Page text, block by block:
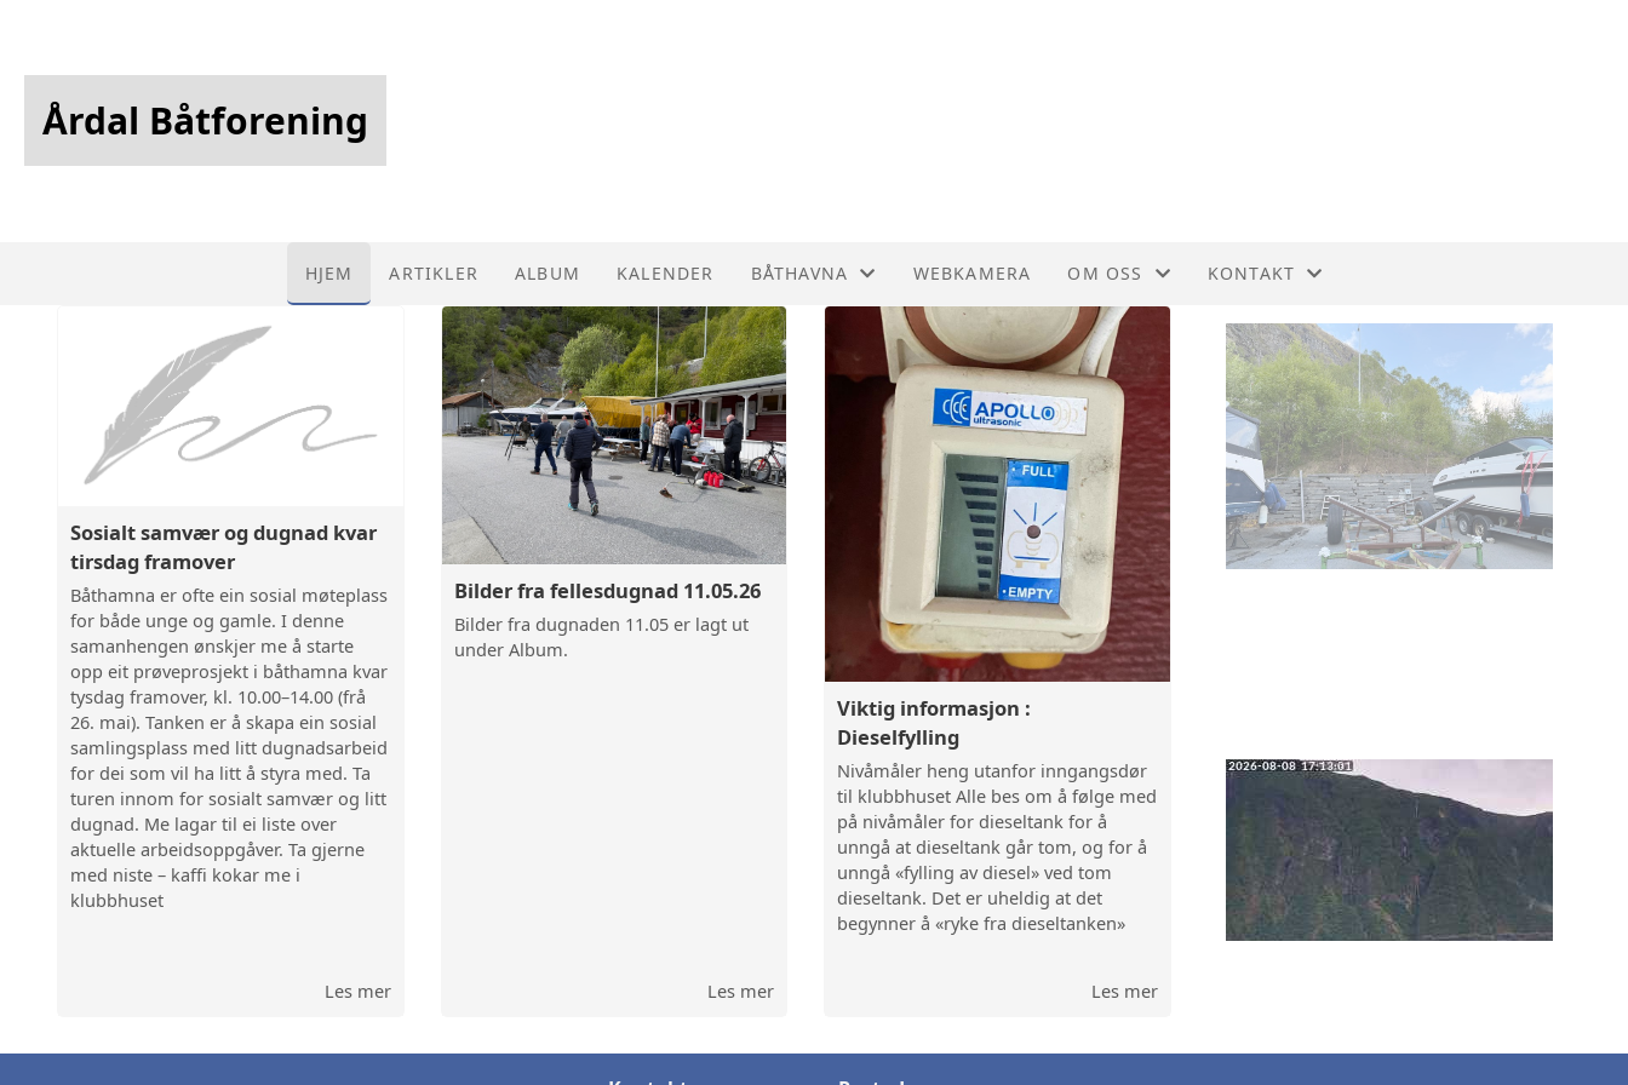
Årdal Båtforening
HJEM ARTIKLER ALBUM KALENDER BÅTHAVNA
OVERSIKT BÅTPLASSER
REGLEMENT OG PRISER
GJESTER
HMS BEREDSKAPSPLAN
DIESELFYLLING
WEBKAMERA OM OSS
VEDTEKTER
HISTORIE
KONTAKT
KONTAKT
STYREOVERSIKT
BLI MEDLEM
Sosialt samvær og dugnad kvar
tirsdag framover
Båthamna er ofte ein sosial møteplass
for både unge og gamle. I denne
samanhengen ønskjer me å starte
opp eit prøveprosjekt i båthamna kvar
tysdag framover, kl. 10.00–14.00 (frå
26. mai). Tanken er å skapa ein sosial
samlingsplass med litt dugnadsarbeid
for dei som vil ha litt å styra med. Ta
turen innom for sosialt samvær og litt
dugnad. Me lagar til ei liste over
aktuelle arbeidsoppgåver. Ta gjerne
med niste – kaffi kokar me i
klubbhuset
Les mer
Bilder fra fellesdugnad 11.05.26
Bilder fra dugnaden 11.05 er lagt ut
under Album.
Les mer
Viktig informasjon :
Dieselfylling
Nivåmåler heng utanfor inngangsdør
til klubbhuset Alle bes om å følge med
på nivåmåler for dieseltank for å
unngå at dieseltank går tom, og for å
unngå «fylling av diesel» ved tom
dieseltank. Det er uheldig at det
begynner å «ryke fra dieseltanken»
Les mer